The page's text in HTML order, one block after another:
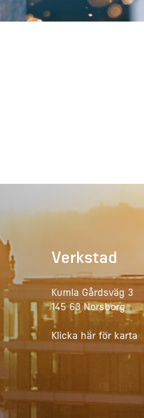
Verkstad
Kumla Gårdsväg 3
145 63 Norsborg
Klicka här för karta